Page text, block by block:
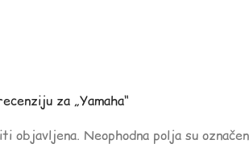
za „Yamaha“
objavljena. Neophodna polja su